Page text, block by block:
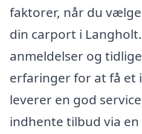
faktorer, når du
din carport i
anmeldelser og
erfaringer for at få et
leverer en god
indhente tilbud via